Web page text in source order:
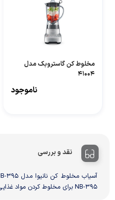
مخلوط کن گاستروبک مدل
41004
ناموجود
نقد و بررسی
NB-395 برای مخلوط کردن مواد غذایی برای آماده سازی...